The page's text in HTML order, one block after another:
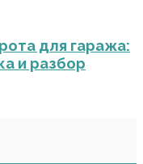
для гаража:
и разбор